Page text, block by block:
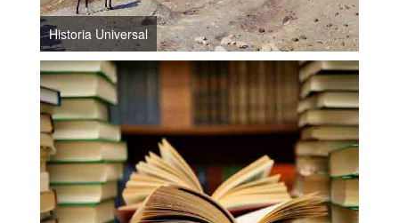
Historia Universal